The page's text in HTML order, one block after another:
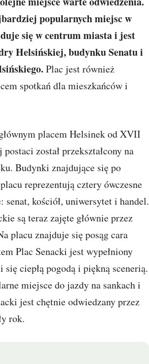
popularnych miejsc w
się w centrum miasta i jest
Helsińskiej, budynku Senatu i
Plac jest również
spotkań dla mieszkańców i
placem Helsinek od XVII
został przekształcony na
Budynki znajdujące się po
reprezentują cztery ówczesne
senat, kościół, uniwersytet i handel.
są teraz zajęte głównie przez
placu znajduje się posąg cara
Plac Senacki jest wypełniony
ciepłą pogodą i piękną scenerią.
miejsce do jazdy na sankach i
jest chętnie odwiedzany przez
rok.